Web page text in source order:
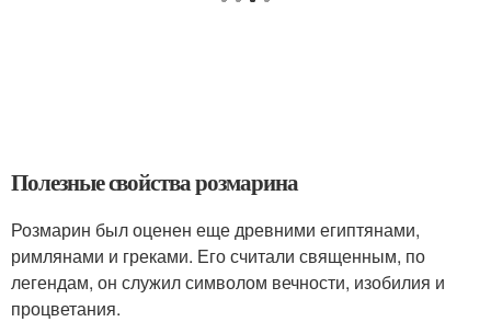
Полезные свойства розмарина
Розмарин был оценен еще древними египтянами,
римлянами и греками. Его считали священным, по
легендам, он служил символом вечности, изобилия и
процветания.